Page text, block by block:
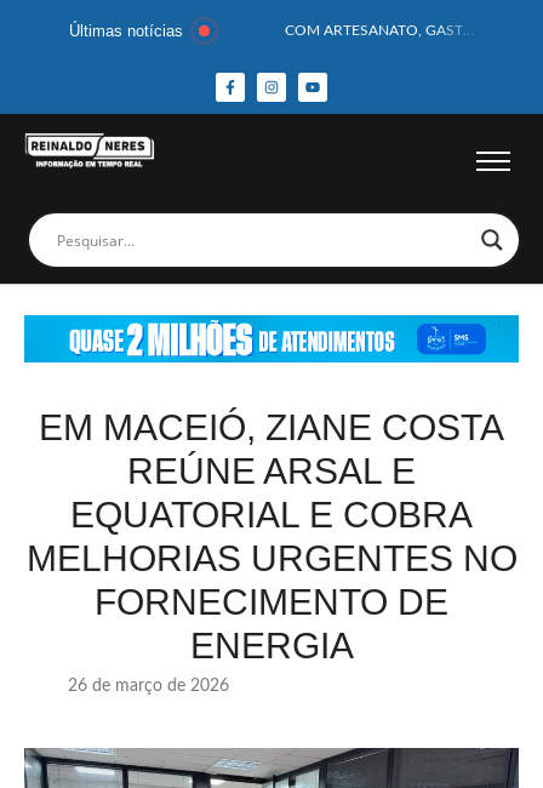
Últimas notícias
HOMEM CAI DE CACHOEIRA DE 40 METROS AO TENTAR FAZER FOTO
CORPOS DAS SEIS VÍTIMAS DE ACIDENTE COM LANCHA SÃO VELADOS; SAIBA COMO FOI
EM MACEIÓ, ZIANE COSTA
REÚNE ARSAL E
EQUATORIAL E COBRA
MELHORIAS URGENTES NO
FORNECIMENTO DE
ENERGIA
26 de março de 2026